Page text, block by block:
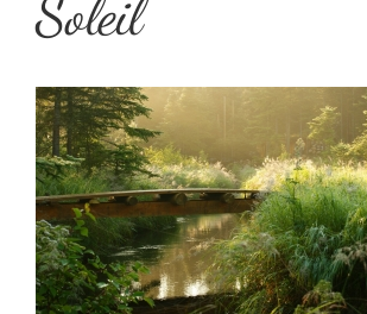
Soleil